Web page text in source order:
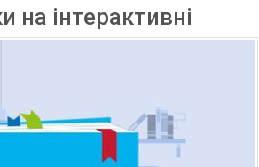
на інтерактивні